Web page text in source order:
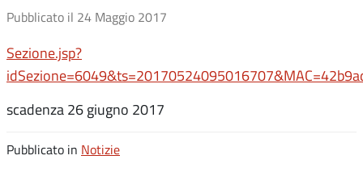
Pubblicato il 24 Maggio 2017
Sezione.jsp?
scadenza 26 giugno 2017
Pubblicato in Notizie